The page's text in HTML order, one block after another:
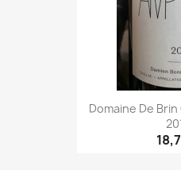
Domaine De